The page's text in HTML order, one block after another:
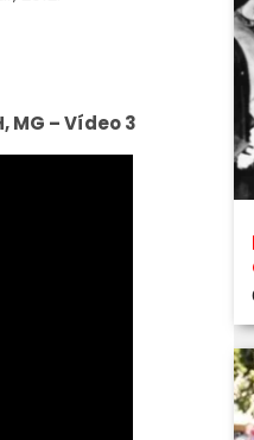
MG – Vídeo 3